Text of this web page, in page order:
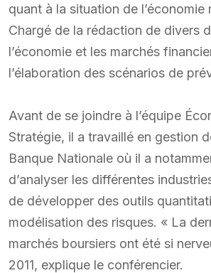
quant à la situation de l’économie
Chargé de la rédaction de divers
l’économie et les marchés
l’élaboration des scénarios de
Avant de se joindre à l’équipe
Stratégie, il a travaillé en gestion
Banque Nationale où il a
d’analyser les différentes
de développer des outils
modélisation des risques. « La
marchés boursiers ont été si
2011, explique le conférencier.